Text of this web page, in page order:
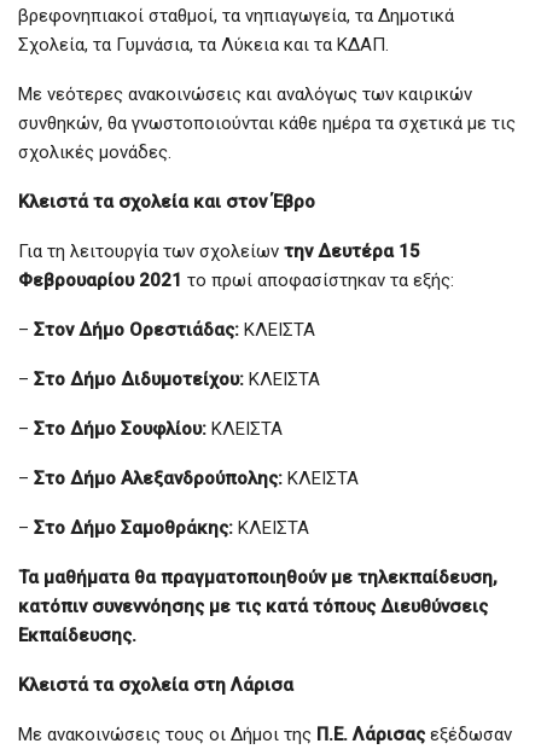
βρεφονηπιακοί σταθμοί, τα νηπιαγωγεία, τα Δημοτικά
Σχολεία, τα Γυμνάσια, τα Λύκεια και τα ΚΔΑΠ.
Με νεότερες ανακοινώσεις και αναλόγως των καιρικών
συνθηκών, θα γνωστοποιούνται κάθε ημέρα τα σχετικά με τις
σχολικές μονάδες.
Κλειστά τα σχολεία και στον Έβρο
Για τη λειτουργία των σχολείων την Δευτέρα 15
Φεβρουαρίου 2021 το πρωί αποφασίστηκαν τα εξής:
– Στον Δήμο Ορεστιάδας: ΚΛΕΙΣΤΑ
– Στο Δήμο Διδυμοτείχου: ΚΛΕΙΣΤΑ
– Στο Δήμο Σουφλίου: ΚΛΕΙΣΤΑ
– Στο Δήμο Αλεξανδρούπολης: ΚΛΕΙΣΤΑ
– Στο Δήμο Σαμοθράκης: ΚΛΕΙΣΤΑ
Τα μαθήματα θα πραγματοποιηθούν με τηλεκπαίδευση,
κατόπιν συνεννόησης με τις κατά τόπους Διευθύνσεις
Εκπαίδευσης.
Κλειστά τα σχολεία στη Λάρισα
Με ανακοινώσεις τους οι Δήμοι της Π.Ε. Λάρισας εξέδωσαν